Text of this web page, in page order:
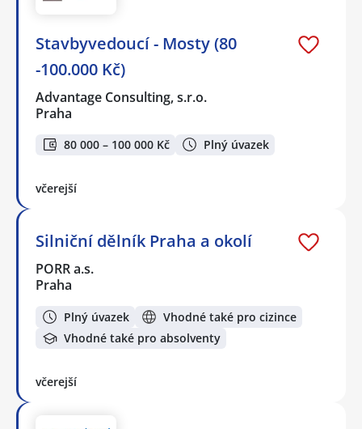
Stavbyvedoucí - Mosty (80
-100.000 Kč)
Advantage Consulting, s.r.o.
Praha
80 000 – 100 000 Kč Plný úvazek
včerejší
Silniční dělník Praha a okolí
PORR a.s.
Praha
Plný úvazek
Vhodné také pro cizince
Vhodné také pro absolventy
včerejší